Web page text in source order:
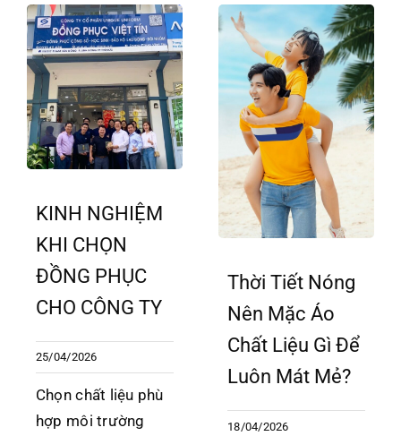
KINH NGHIỆM
KHI CHỌN
ĐỒNG PHỤC
CHO CÔNG TY
25/04/2026
Chọn chất liệu phù
hợp môi trường
Thời Tiết Nóng
Nên Mặc Áo
Chất Liệu Gì Để
Luôn Mát Mẻ?
18/04/2026